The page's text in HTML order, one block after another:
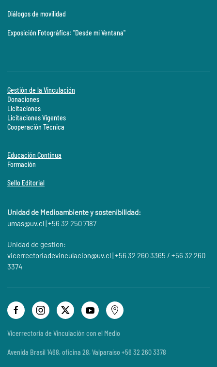
Diálogos de movilidad
Exposición Fotográfica: "Desde mi Ventana"
Gestión de la Vinculación
Donaciones
Licitaciones
Licitaciones Vigentes
Cooperación Técnica
Educación Continua
Formación
Sello Editorial
Unidad de Medioambiente y sostenibilidad:
umas@uv.cl| +56 32 250 7187
Unidad de gestion:
vicerrectoriadevinculacion@uv.cl| +56 32 260 3365 / +56 32 260
3374
Vicerrectoría de Vinculación con el Medio
Avenida Brasil 1468, oficina 28, Valparaíso +56 32 260 3378